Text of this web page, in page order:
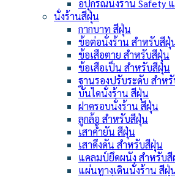
อปุกรณ์นั่งร้าน Safety
นั่งร้านสีฝุ่น
กากบาท สีฝุ่น
ข้อต่อนั่งร้าน สำหรับสีฝุ่
ข้อเสือตาย สำหรับสีฝุ่น
ข้อเสือเป็น สำหรับสีฝุ่น
ฐานรองปรับระดับ สำห
บันไดนั่งร้าน สีฝุ่น
ฝาครอบนั่งร้าน สีฝุ่น
ลูกล้อ สำหรับสีฝุ่น
เสาค้ำยัน สีฝุ่น
เสาดึงดัน สำหรับสีฝุ่น
แคลมป์ยึดผนัง สำหรับ
แผ่นทางเดินนั่งร้าน สีฝุ่